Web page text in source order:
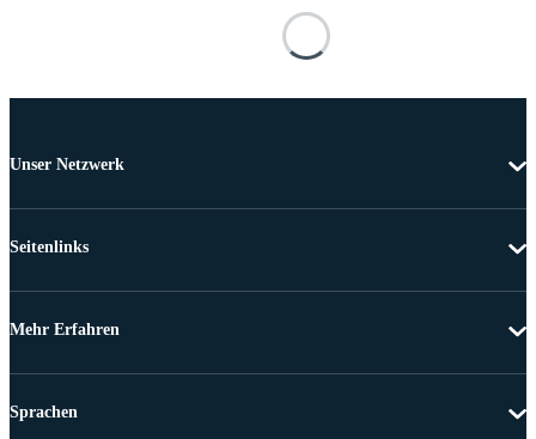
Unser Netzwerk
Seitenlinks
Mehr Erfahren
Sprachen